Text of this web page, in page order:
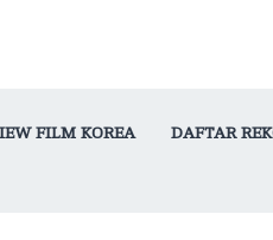
FILM KOREA DAFTAR